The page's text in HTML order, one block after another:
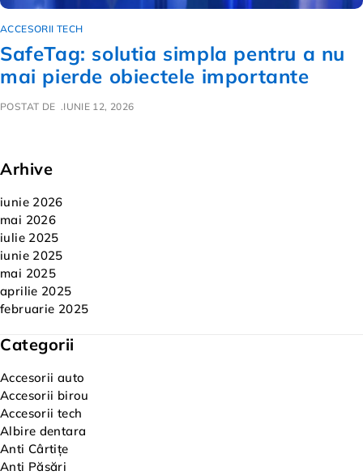
ACCESORII TECH
SafeTag: solutia simpla pentru a nu
mai pierde obiectele importante
POSTAT DE IUNIE 12, 2026
Arhive
iunie 2026
mai 2026
iulie 2025
iunie 2025
mai 2025
aprilie 2025
februarie 2025
Categorii
Accesorii auto
Accesorii birou
Accesorii tech
Albire dentara
Anti Cârtițe
Anti Păsări